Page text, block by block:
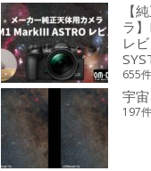
【
ラ
レ
655
宇
197